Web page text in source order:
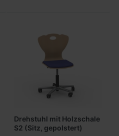
Drehstuhl mit Holzschale
S2 (Sitz, gepolstert)